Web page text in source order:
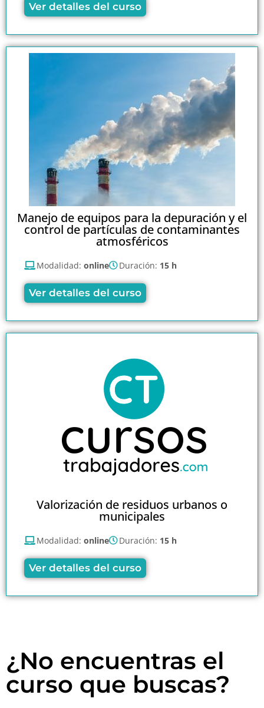
Ver detalles del curso
Manejo de equipos para la depuración y el
control de partículas de contaminantes
atmosféricos
Modalidad: online Duración: 15 h
Ver detalles del curso
Valorización de residuos urbanos o
municipales
Modalidad: online Duración: 15 h
Ver detalles del curso
¿No encuentras el
curso que buscas?